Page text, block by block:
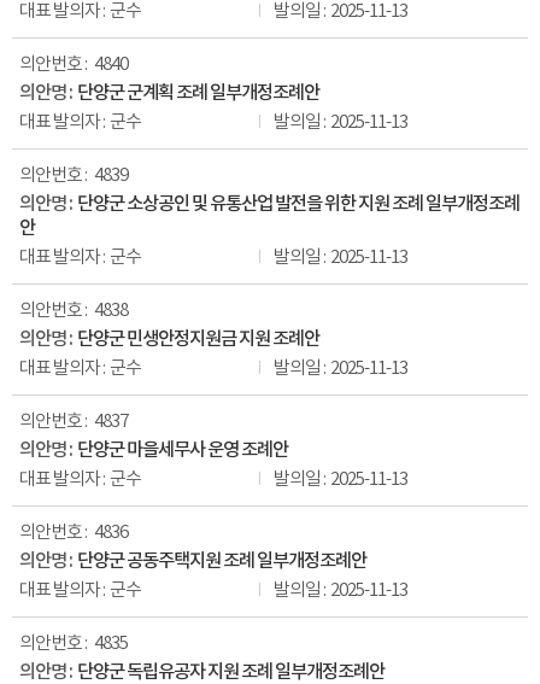
군수 2025-11-13
4840
단양군 군계획 조례 일부개정조례안
군수 2025-11-13
4839
단양군 소상공인 및 유통산업 발전을 위한 지원 조례 일부개정조례
안
군수 2025-11-13
4838
단양군 민생안정지원금 지원 조례안
군수 2025-11-13
4837
단양군 마을세무사 운영 조례안
군수 2025-11-13
4836
단양군 공동주택지원 조례 일부개정조례안
군수 2025-11-13
4835
단양군 독립유공자 지원 조례 일부개정조례안